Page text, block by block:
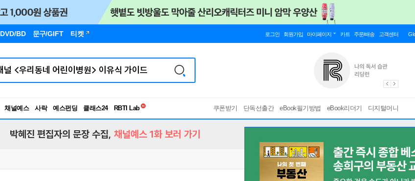
DVD/BD 문구/GIFT 티켓 로그인 회원가입 마이페이지 카트 주문/배송 고객센터
채널예스 사락 예스펀딩 클래스24
독서유형검사
쿠폰받기 단독선출간 eBook필기방법 eBook리더기 디지털머니
박혜진 편집자의 문장 수집, 채널예스 1화 보러 가기